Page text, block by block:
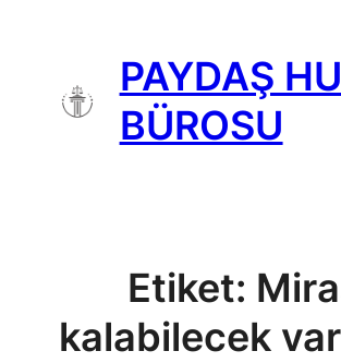
PAYDAŞ
BÜROSU
Etiket:
kalabilecek